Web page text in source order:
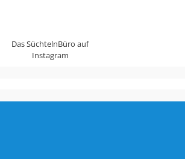
Das SüchtelnBüro auf
Instagram